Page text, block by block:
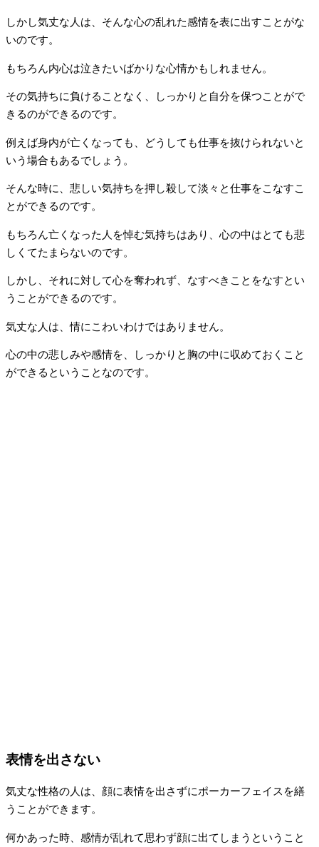
しかし気丈な人は、そんな心の乱れた感情を表に出すことがな
いのです。
もちろん内心は泣きたいばかりな心情かもしれません。
その気持ちに負けることなく、しっかりと自分を保つことがで
きるのができるのです。
例えば身内が亡くなっても、どうしても仕事を抜けられないと
いう場合もあるでしょう。
そんな時に、悲しい気持ちを押し殺して淡々と仕事をこなすこ
とができるのです。
もちろん亡くなった人を悼む気持ちはあり、心の中はとても悲
しくてたまらないのです。
しかし、それに対して心を奪われず、なすべきことをなすとい
うことができるのです。
気丈な人は、情にこわいわけではありません。
心の中の悲しみや感情を、しっかりと胸の中に収めておくこと
ができるということなのです。
表情を出さない
気丈な性格の人は、顔に表情を出さずにポーカーフェイスを繕
うことができます。
何かあった時、感情が乱れて思わず顔に出てしまうということ